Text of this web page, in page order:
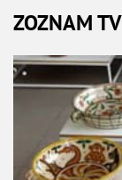
ZOZNAM TV